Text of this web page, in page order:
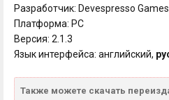
Разработчик: Devespresso Games
Платформа: PC
Версия: 2.1.3
Язык интерфейса: английский,
Также можете скачать